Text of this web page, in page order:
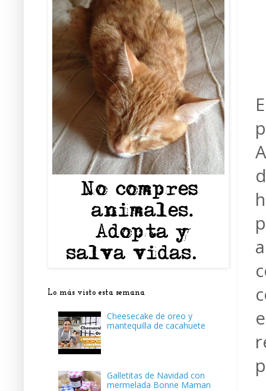
Lo más visto esta semana
Cheesecake de oreo y
mantequilla de cacahuete
Galletitas de Navidad con
mermelada Bonne Maman